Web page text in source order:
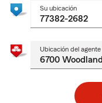
Su ubicación
Ubicación del agente